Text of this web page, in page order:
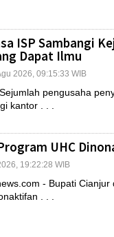
ISP Sambangi
Dapat Ilmu
2026, 09:15:33 WIB
pengusaha
kantor . . .
UHC
19:22:28 WIB
- Bupati
. . .